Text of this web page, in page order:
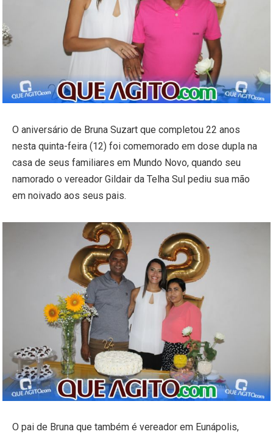
O aniversário de Bruna Suzart que completou 22 anos
nesta quinta-feira (12) foi comemorado em dose dupla na
casa de seus familiares em Mundo Novo, quando seu
namorado o vereador Gildair da Telha Sul pediu sua mão
em noivado aos seus pais.
O pai de Bruna que também é vereador em Eunápolis,